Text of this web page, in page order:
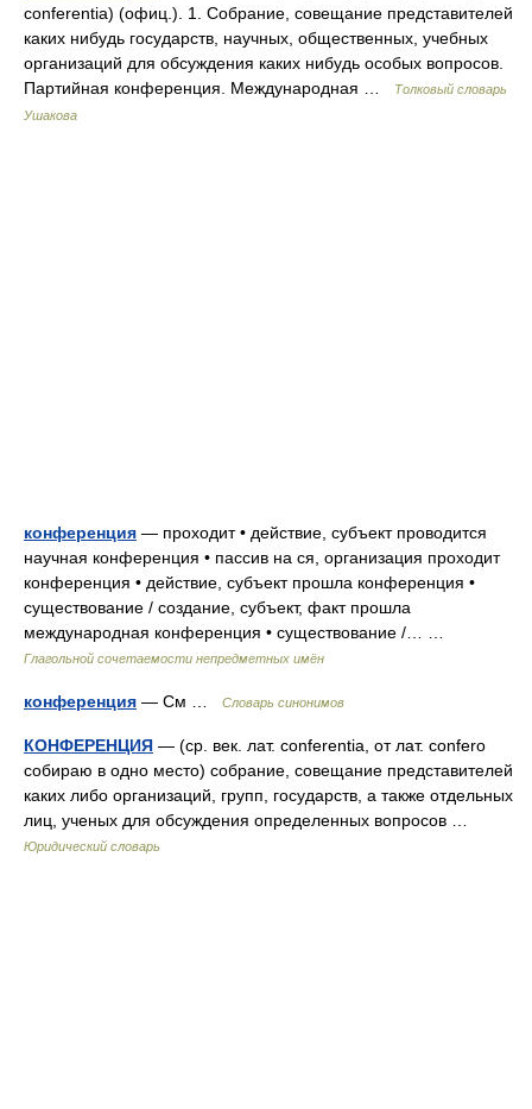
conferentia) (офиц.). 1. Собрание, совещание представителей
каких нибудь государств, научных, общественных, учебных
организаций для обсуждения каких нибудь особых вопросов.
Партийная конференция. Международная …
Толковый словарь
Ушакова
конференция — проходит • действие, субъект проводится
научная конференция • пассив на ся, организация проходит
конференция • действие, субъект прошла конференция •
существование / создание, субъект, факт прошла
международная конференция • существование /… …
Глагольной сочетаемости непредметных имён
конференция — См … Словарь синонимов
КОНФЕРЕНЦИЯ — (ср. век. лат. conferentia, от лат. confero
собираю в одно место) собрание, совещание представителей
каких либо организаций, групп, государств, а также отдельных
лиц, ученых для обсуждения определенных вопросов …
Юридический словарь